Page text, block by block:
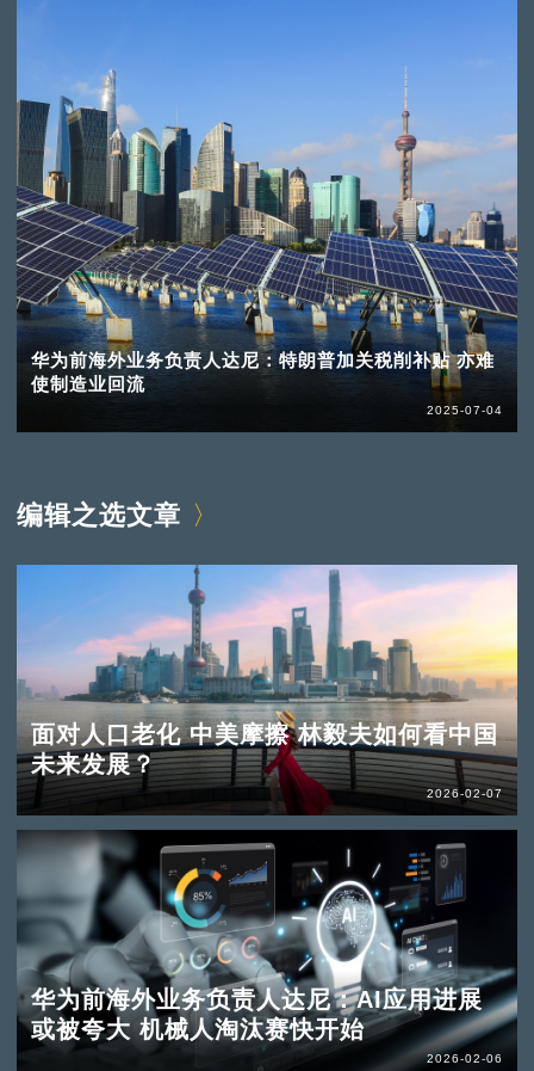
华为前海外业务负责人达尼：特朗普加关税削补贴 亦难
使制造业回流
2025-07-04
编辑之选文章
面对人口老化 中美摩擦 林毅夫如何看中国
未来发展？
2026-02-07
华为前海外业务负责人达尼：AI应用进展
或被夸大 机械人淘汰赛快开始
2026-02-06